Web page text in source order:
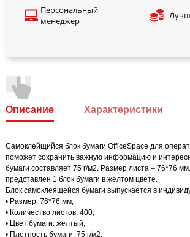
Персональный
менеджер
Описание Характеристики
Самоклейщийся блок бумаги OfficeSpace для
поможет сохранить важную информацию и
бумаги составляет 75 г/м2. Размер листа – 76*76
представлен 1 блок бумаги в желтом цвете.
Блок самоклеящейся бумаги выпускается в
• Размер: 76*76 мм;
• Количество листов: 400;
• Цвет бумаги: желтый;
• Плотность бумаги: 75 г/м2.